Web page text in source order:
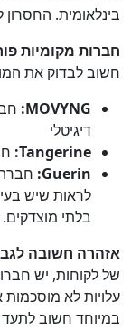
בינלאומית. החסרון
חברות מקומיות
חשוב לבדוק את
MOVYNG:
דיגיטלי
Tangerine:
Guerin:
לראות שיש
בלתי מוצדקים.
אזהרה חשובה
של לקוחות, יש
עלויות לא
במיוחד חשוב